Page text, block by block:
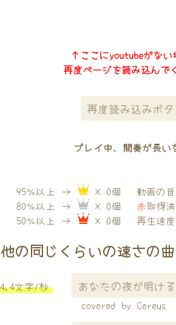
↑ここにyoutubeがな
再度ページを読み込んで
再度読み込みボタ
プレイ中、間奏が長い
95％以上 →
× 0個
80％以上 →
× 0個
50％以上 →
× 0個
動画の
赤取得
再生速度
他の同じくらいの速さの曲
4.4文字/秒 あなたの夜が明け
covered by Cereus